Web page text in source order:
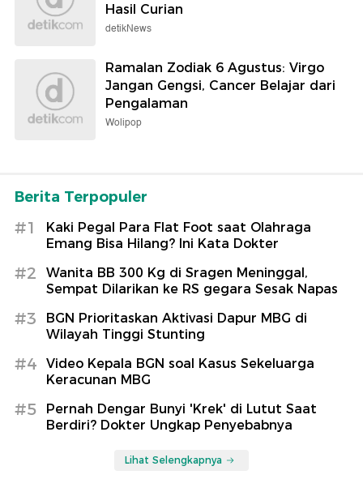
Hasil Curian
detikNews
Ramalan Zodiak 6 Agustus: Virgo
Jangan Gengsi, Cancer Belajar dari
Pengalaman
Wolipop
Berita Terpopuler
#1
Kaki Pegal Para Flat Foot saat Olahraga
Emang Bisa Hilang? Ini Kata Dokter
#2
Wanita BB 300 Kg di Sragen Meninggal,
Sempat Dilarikan ke RS gegara Sesak Napas
#3
BGN Prioritaskan Aktivasi Dapur MBG di
Wilayah Tinggi Stunting
#4
Video Kepala BGN soal Kasus Sekeluarga
Keracunan MBG
#5
Pernah Dengar Bunyi 'Krek' di Lutut Saat
Berdiri? Dokter Ungkap Penyebabnya
Lihat Selengkapnya